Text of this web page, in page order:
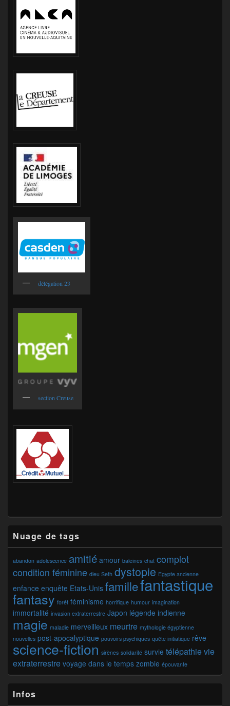
délégation 23
section Creuse
Nuage de tags
abandon adolescence amitié amour baleines chat complot
condition féminine dieu Seth dystopie Egypte ancienne
enfance enquête Etats-Unis famillefantastique
fantasy forêt féminisme horrifique humour imagination
immortalité invasion extraterrestre Japon légende indienne
magie maladie merveilleux meurtre mythologie égyptienne
nouvelles post-apocalyptique pouvoirs psychiques quête initiatique rêve
science-fiction sirènes solidarité survie télépathievie
extraterrestre voyage dans le temps zombie épouvante
Infos